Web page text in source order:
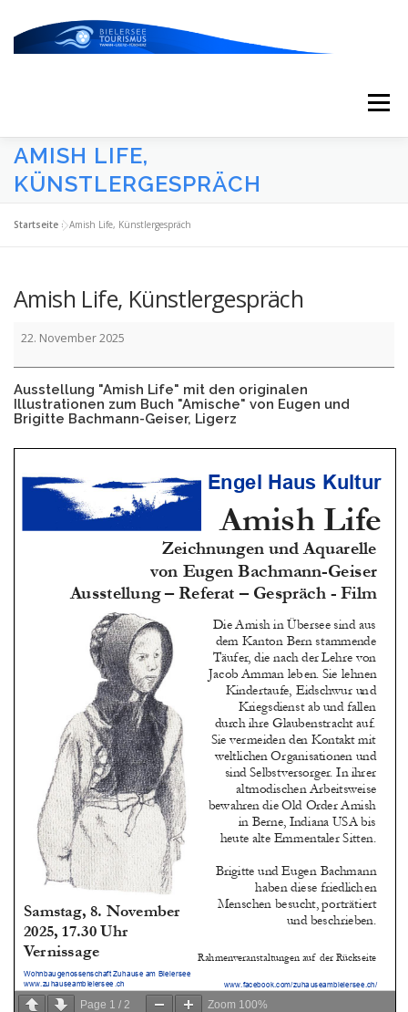
Menü
START KALENDER
ESSEN/TRINKEN/SCHLAFEN UNTERWEGS
AMISH LIFE,
KÜNSTLERGESPRÄCH
Startseite »Amish Life, Künstlergespräch
Amish Life, Künstlergespräch
Künstlergespräch
22. November 2025
Ausstellung "Amish Life" mit den originalen
Illustrationen zum Buch "Amische" von Eugen und
Brigitte Bachmann-Geiser, Ligerz
Page 1 / 2 Zoom 100%